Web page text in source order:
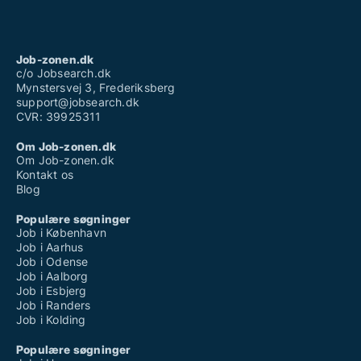
Job-zonen.dk
c/o Jobsearch.dk
Mynstersvej 3, Frederiksberg
support@jobsearch.dk
CVR: 39925311
Om Job-zonen.dk
Om Job-zonen.dk
Kontakt os
Blog
Populære søgninger
Job i København
Job i Aarhus
Job i Odense
Job i Aalborg
Job i Esbjerg
Job i Randers
Job i Kolding
Populære søgninger